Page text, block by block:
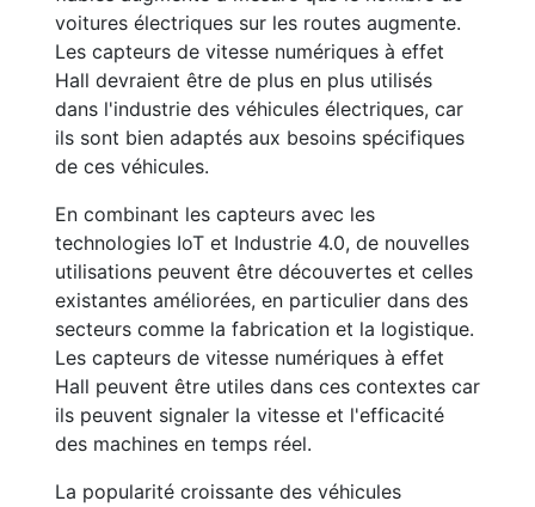
voitures électriques sur les routes augmente.
Les capteurs de vitesse numériques à effet
Hall devraient être de plus en plus utilisés
dans l'industrie des véhicules électriques, car
ils sont bien adaptés aux besoins spécifiques
de ces véhicules.
En combinant les capteurs avec les
technologies IoT et Industrie 4.0, de nouvelles
utilisations peuvent être découvertes et celles
existantes améliorées, en particulier dans des
secteurs comme la fabrication et la logistique.
Les capteurs de vitesse numériques à effet
Hall peuvent être utiles dans ces contextes car
ils peuvent signaler la vitesse et l'efficacité
des machines en temps réel.
La popularité croissante des véhicules